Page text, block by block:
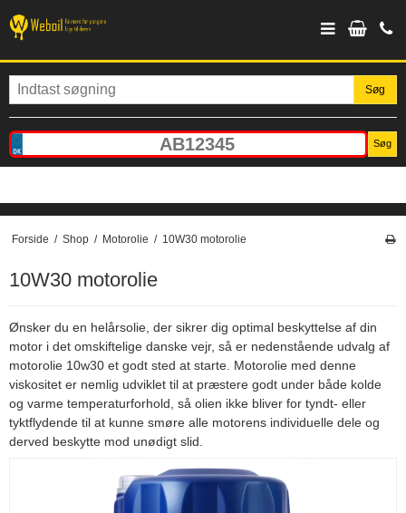
Søg
Søg
Forside / Shop / Motorolie / 10W30 motorolie
10W30 motorolie
Ønsker du en helårsolie, der sikrer dig optimal beskyttelse af din
motor i det omskiftelige danske vejr, så er nedenstående udvalg af
motorolie 10w30 et godt sted at starte. Motorolie med denne
viskositet er nemlig udviklet til at præstere godt under både kolde
og varme temperaturforhold, så olien ikke bliver for tyndt- eller
tyktflydende til at kunne smøre alle motorens individuelle dele og
derved beskytte mod unødigt slid.